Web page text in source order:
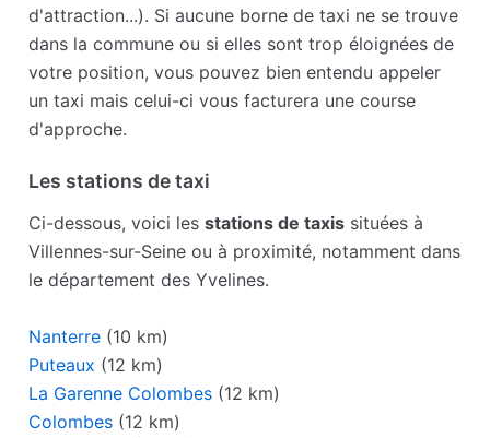
d'attraction...). Si aucune borne de taxi ne se trouve
dans la commune ou si elles sont trop éloignées de
votre position, vous pouvez bien entendu appeler
un taxi mais celui-ci vous facturera une course
d'approche.
Les stations de taxi
Ci-dessous, voici lesstations de taxis situées à
Villennes-sur-Seine ou à proximité, notamment dans
le département des Yvelines.
Nanterre (10 km)
Puteaux (12 km)
La Garenne Colombes (12 km)
Colombes (12 km)